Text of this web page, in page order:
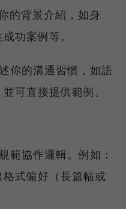
的背景介紹，如身
功案例等。
你的溝通習慣，如語
可直接提供範例。
規範協作邏輯。例如：
式偏好（長篇幅或